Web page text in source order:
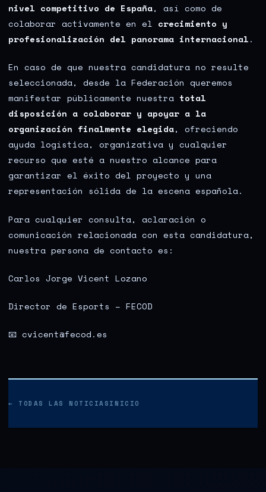
nivel competitivo de España, así como de
colaborar activamente en el crecimiento y
profesionalización del panorama internacional.
En caso de que nuestra candidatura no resulte
seleccionada, desde la Federación queremos
manifestar públicamente nuestra total
disposición a colaborar y apoyar a la
organización finalmente elegida, ofreciendo
ayuda logística, organizativa y cualquier
recurso que esté a nuestro alcance para
garantizar el éxito del proyecto y una
representación sólida de la escena española.
Para cualquier consulta, aclaración o
comunicación relacionada con esta candidatura,
nuestra persona de contacto es:
Carlos Jorge Vicent Lozano
Director de Esports – FECOD
📧 cvicent@fecod.es
← TODAS LAS NOTICIASINICIO